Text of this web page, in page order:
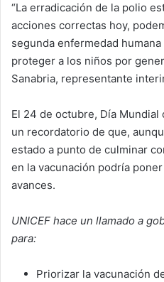
“La erradicación de la polio
acciones correctas hoy,
segunda enfermedad
proteger a los niños por
Sanabria, representante
El 24 de octubre, Día
un recordatorio de que,
estado a punto de culminar
en la vacunación podría
avances.
UNICEF hace un llamado a
para:
Priorizar la vacunación